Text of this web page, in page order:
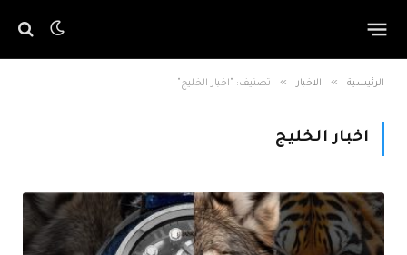
الرئيسية » الاخبار » تصنيف: "اخبار الخليج"
اخبار الخليج